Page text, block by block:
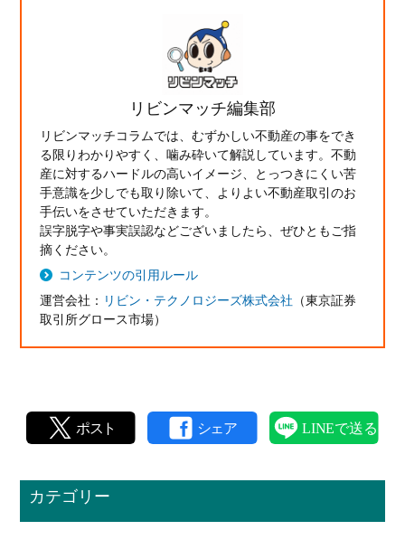
リビンマッチ編集部
リビンマッチコラムでは、むずかしい不動産の事をでき
る限りわかりやすく、噛み砕いて解説しています。不動
産に対するハードルの高いイメージ、とっつきにくい苦
手意識を少しでも取り除いて、よりよい不動産取引のお
手伝いをさせていただきます。
誤字脱字や事実誤認などございましたら、ぜひともご指
摘ください。
コンテンツの引用ルール
運営会社： リビン・テクノロジーズ株式会社 （東京証券
取引所グロース市場）
カテゴリー